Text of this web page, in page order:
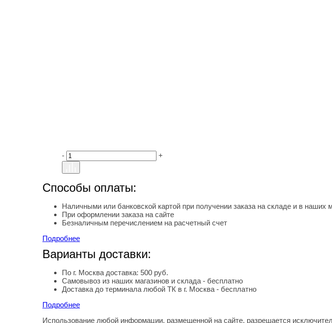
- +
Способы оплаты:
Наличными или банковской картой при получении заказа на складе и в наших
При оформлении заказа на сайте
Безналичным перечислением на расчетный счет
Подробнее
Варианты доставки:
По г. Москва доставка: 500 руб.
Самовывоз из наших магазинов и склада - бесплатно
Доставка до терминала любой ТК в г. Москва - бесплатно
Подробнее
Использование любой информации, размещенной на сайте, разрешается